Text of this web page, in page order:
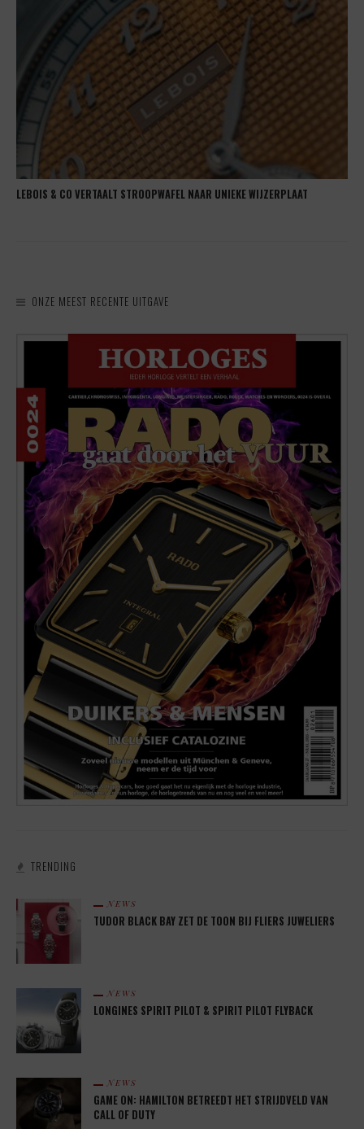
LEBOIS & CO VERTAALT STROOPWAFEL NAAR UNIEKE WIJZERPLAAT
ONZE MEEST RECENTE UITGAVE
TRENDING
NEWS
TUDOR BLACK BAY ZET DE TOON BIJ FLIERS JUWELIERS
NEWS
LONGINES SPIRIT PILOT & SPIRIT PILOT FLYBACK
NEWS
GAME ON: HAMILTON BETREEDT HET STRIJDVELD VAN
CALL OF DUTY